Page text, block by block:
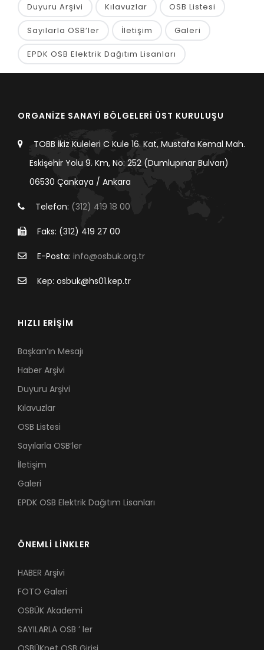
Duyuru Arşivi Kılavuzlar OSB Listesi
Sayılarla OSB’ler İletişim Galeri
EPDK OSB Elektrik Dağıtım Lisanları
ORGANİZE SANAYİ BÖLGELERİ ÜST KURULUŞU
TOBB İkiz Kuleleri C Kule 16. Kat, Mustafa Kemal Mah.
Eskişehir Yolu 9. Km, No: 252 (Dumlupınar Bulvarı)
06530 Çankaya / Ankara
Telefon: (312) 419 18 00
Faks: (312) 419 27 00
E-Posta: info@osbuk.org.tr
Kep: osbuk@hs01.kep.tr
HIZLI ERİŞİM
Başkan’ın Mesajı
Haber Arşivi
Duyuru Arşivi
Kılavuzlar
OSB Listesi
Sayılarla OSB’ler
İletişim
Galeri
EPDK OSB Elektrik Dağıtım Lisanları
ÖNEMLİ LİNKLER
HABER Arşivi
FOTO Galeri
OSBÜK Akademi
SAYILARLA OSB ’ ler